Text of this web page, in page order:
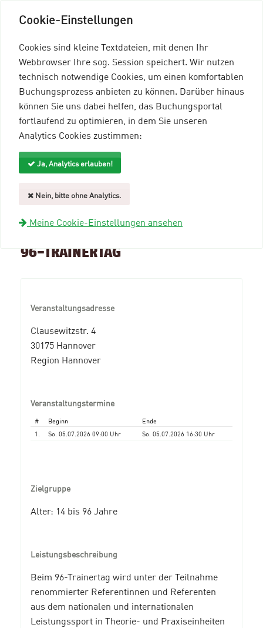
Cookie-Einstellungen
Cookies sind kleine Textdateien, mit denen Ihr
Webbrowser Ihre sog. Session speichert. Wir nutzen
technisch notwendige Cookies, um einen komfortablen
Buchungsprozess anbieten zu können. Darüber hinaus
können Sie uns dabei helfen, das Buchungsportal
fortlaufend zu optimieren, in dem Sie unseren
Analytics Cookies zustimmen:
Ja, Analytics erlauben!
Nein, bitte ohne Analytics.
Meine Cookie-Einstellungen ansehen
Menü einblenden
mein96-Profil
Anmelden
Suche und Filter
zurück zur Übersicht
96-TRAINERTAG
Veranstaltungsadresse
Clausewitzstr. 4
30175 Hannover
Region Hannover
Veranstaltungstermine
# Beginn
Ende
1.
So. 05.07.2026 09:00 Uhr So. 05.07.2026 16:30 Uhr
Zielgruppe
Alter: 14 bis 96 Jahre
Leistungsbeschreibung
Beim 96-Trainertag wird unter der Teilnahme
renommierter Referentinnen und Referenten
aus dem nationalen und internationalen
Leistungssport in Theorie- und Praxiseinheiten